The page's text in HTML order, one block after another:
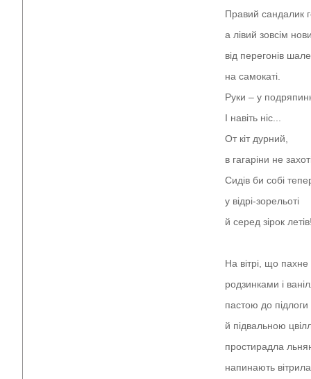
Правий сандалик
а лівий зовсім
від перегонів
на самокаті.
Руки – у
І навіть ніс...
От кіт дурний,
в гагаріни не
Сидів би собі
у відрі-зорельоті
й серед зірок
На вітрі, що пахне
родзинками і
пастою до підлоги
й підвальною
простирадла
напинають